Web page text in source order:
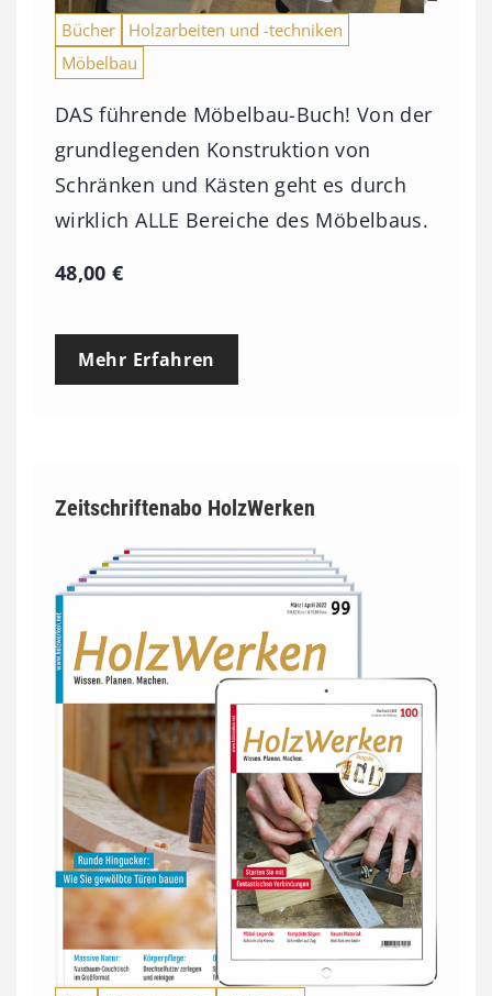
Bücher
Holzarbeiten und -techniken
Möbelbau
DAS führende Möbelbau-Buch! Von der
grundlegenden Konstruktion von
Schränken und Kästen geht es durch
wirklich ALLE Bereiche des Möbelbaus.
48,00€
Mehr Erfahren
Zeitschriftenabo HolzWerken